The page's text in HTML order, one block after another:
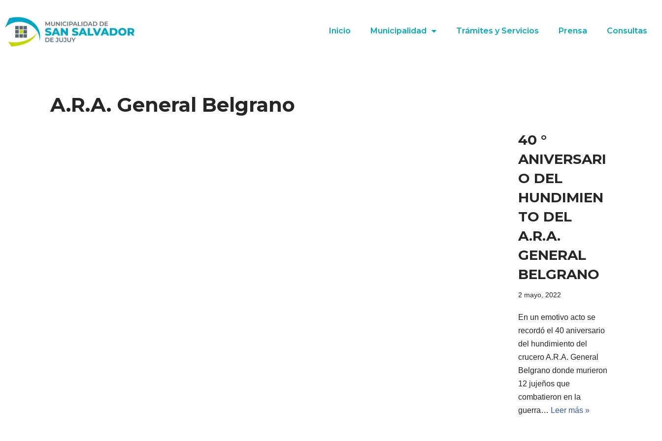
Ir
al
Inicio Municipalidad Trámites y Servicios Prensa Consultas
A.R.A. General Belgrano
40 °
ANIVERSARI
O DEL
HUNDIMIEN
TO DEL
A.R.A.
GENERAL
BELGRANO
2 mayo, 2022
En un emotivo acto se
recordó el 40 aniversario
del hundimiento del
crucero A.R.A. General
Belgrano donde murieron
12 jujeños que
combatieron en la
guerra… Leer más »